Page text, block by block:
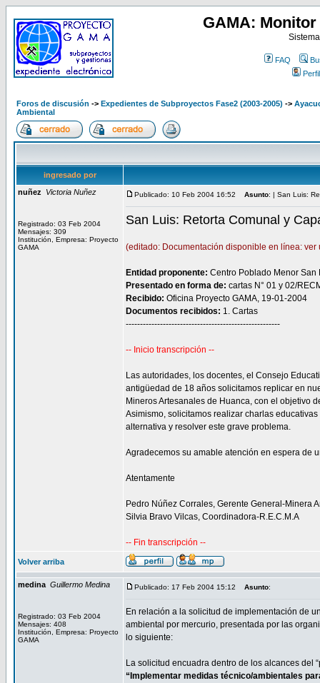
GAMA:
FAQ
Perfil
Foros de discusión -> Expedientes de Subproyectos Fase2 (2003-2005) ->
Ambiental
ingresado por
nuñez
Victoria Nuñez
Registrado: 03 Feb 2004
Mensajes: 309
Institución, Empresa: Proyecto
GAMA
Publicado: 10 Feb 2004 16:52 Asunto: | San Luis:
San Luis: Retorta Comunal y
(editado: Documentación disponible en línea: ver
Entidad proponente: Centro Poblado Menor San
Presentado en forma de: cartas N° 01 y 02/
Recibido: Oficina Proyecto GAMA, 19-01-2004
Documentos recibidos: 1. Cartas
------------------------------------------------------
-- Inicio transcripción --
Las autoridades, los docentes, el Consejo
antigüedad de 18 años solicitamos replicar en
Mineros Artesanales de Huanca, con el objetivo
Asimismo, solicitamos realizar charlas
alternativa y resolver este grave problema.
Agradecemos su amable atención en espera de
Atentamente
Pedro Núñez Corrales, Gerente General-Minera
Silvia Bravo Vilcas, Coordinadora-R.E.C.M.A
-- Fin transcripción --
Volver arriba
medina Guillermo Medina
Registrado: 03 Feb 2004
Mensajes: 408
Institución, Empresa: Proyecto
GAMA
Publicado: 17 Feb 2004 15:12 Asunto:
En relación a la solicitud de implementación de
ambiental por mercurio, presentada por las
lo siguiente:
La solicitud encuadra dentro de los alcances del
“Implementar medidas técnico/ambientales